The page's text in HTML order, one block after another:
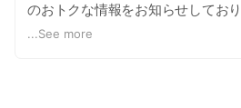
のおトクな情報をお知らせしてお
方も転入をお考えの方もきっと役
...See more